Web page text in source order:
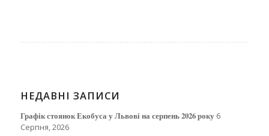
НЕДАВНІ ЗАПИСИ
Графік стоянок Екобуса у Львові на серпень 2026 року 6
Серпня, 2026